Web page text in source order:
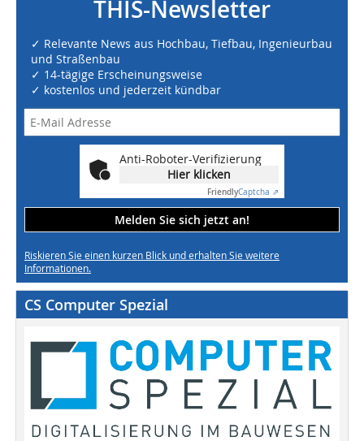
THIS-Newsletter
✓ Relevante News aus Hochbau, Tiefbau, Ingenieurbau
und Straßenbau
✓ 14-tägige Erscheinungsweise
✓ kostenlos und jederzeit kündbar
Anti-Roboter-Verifizierung
Hier klicken
FriendlyCaptcha ⇗
Melden Sie sich jetzt an!
Riskieren Sie einen kurzen Blick und erhalten Sie weitere
Informationen.
CS Computer Spezial